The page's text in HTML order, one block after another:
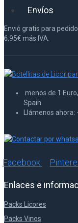
Envíos
Envió gratis para
6,95€ más IVA.
menos de 1
Spain
Llámenos
Facebook
Enlaces e
Packs Licores
Packs Vinos